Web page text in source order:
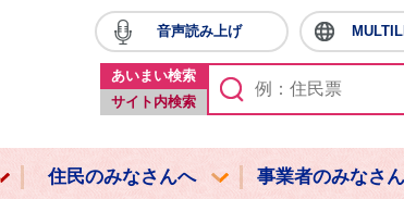
鳩山町ホームページ
音声読み上げ
あいまい検索
サイト内検索
住民のみなさんへ 事業者のみなさ